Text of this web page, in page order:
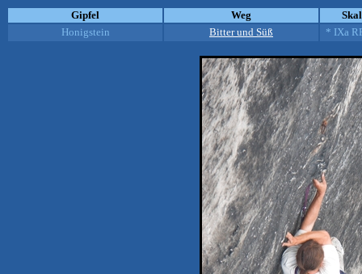
Gipfel Weg
Honigstein
Bitter und Süß * IXa